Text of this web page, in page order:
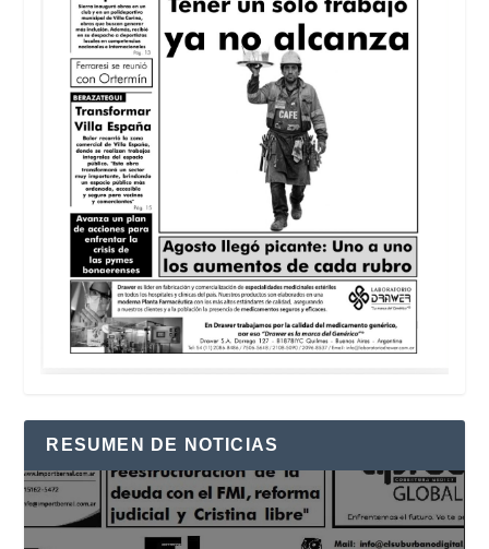
RESUMEN DE NOTICIAS
Reproductor
de
vídeo